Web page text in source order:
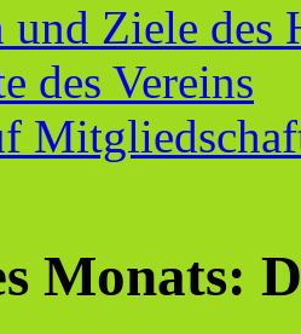
und Ziele des
des Vereins
Monats: